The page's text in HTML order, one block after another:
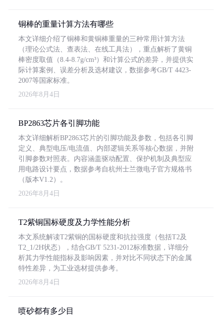
铜棒的重量计算方法有哪些
本文详细介绍了铜棒和黄铜棒重量的三种常用计算方法
（理论公式法、查表法、在线工具法），重点解析了黄铜
棒密度取值（8.4-8.7g/cm³）和计算公式的差异，并提供实
际计算案例、误差分析及选材建议，数据参考GB/T 4423-
2007等国家标准。
2026年8月4日
BP2863芯片各引脚功能
本文详细解析BP2863芯片的引脚功能及参数，包括各引脚
定义、典型电压/电流值、内部逻辑关系等核心数据，并附
引脚参数对照表。内容涵盖驱动配置、保护机制及典型应
用电路设计要点，数据参考自杭州士兰微电子官方规格书
（版本V1.2）。
2026年8月4日
T2紫铜国标硬度及力学性能分析
本文系统解读T2紫铜的国标硬度和抗拉强度（包括T2及
T2_1/2H状态），结合GB/T 5231-2012标准数据，详细分
析其力学性能指标及影响因素，并对比不同状态下的金属
特性差异，为工业选材提供参考。
2026年8月4日
喷砂都有多少目